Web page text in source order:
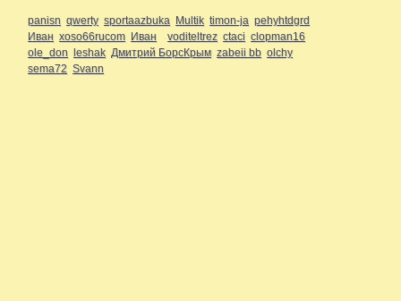
panisn qwerty sportaazbuka Multik timon-ja pehyhtdgrd
Иван xoso66rucom Иван voditeltrez ctaci clopman16
ole_don leshak Дмитрий БорсКрым zabeii bb olchy
sema72 Svann